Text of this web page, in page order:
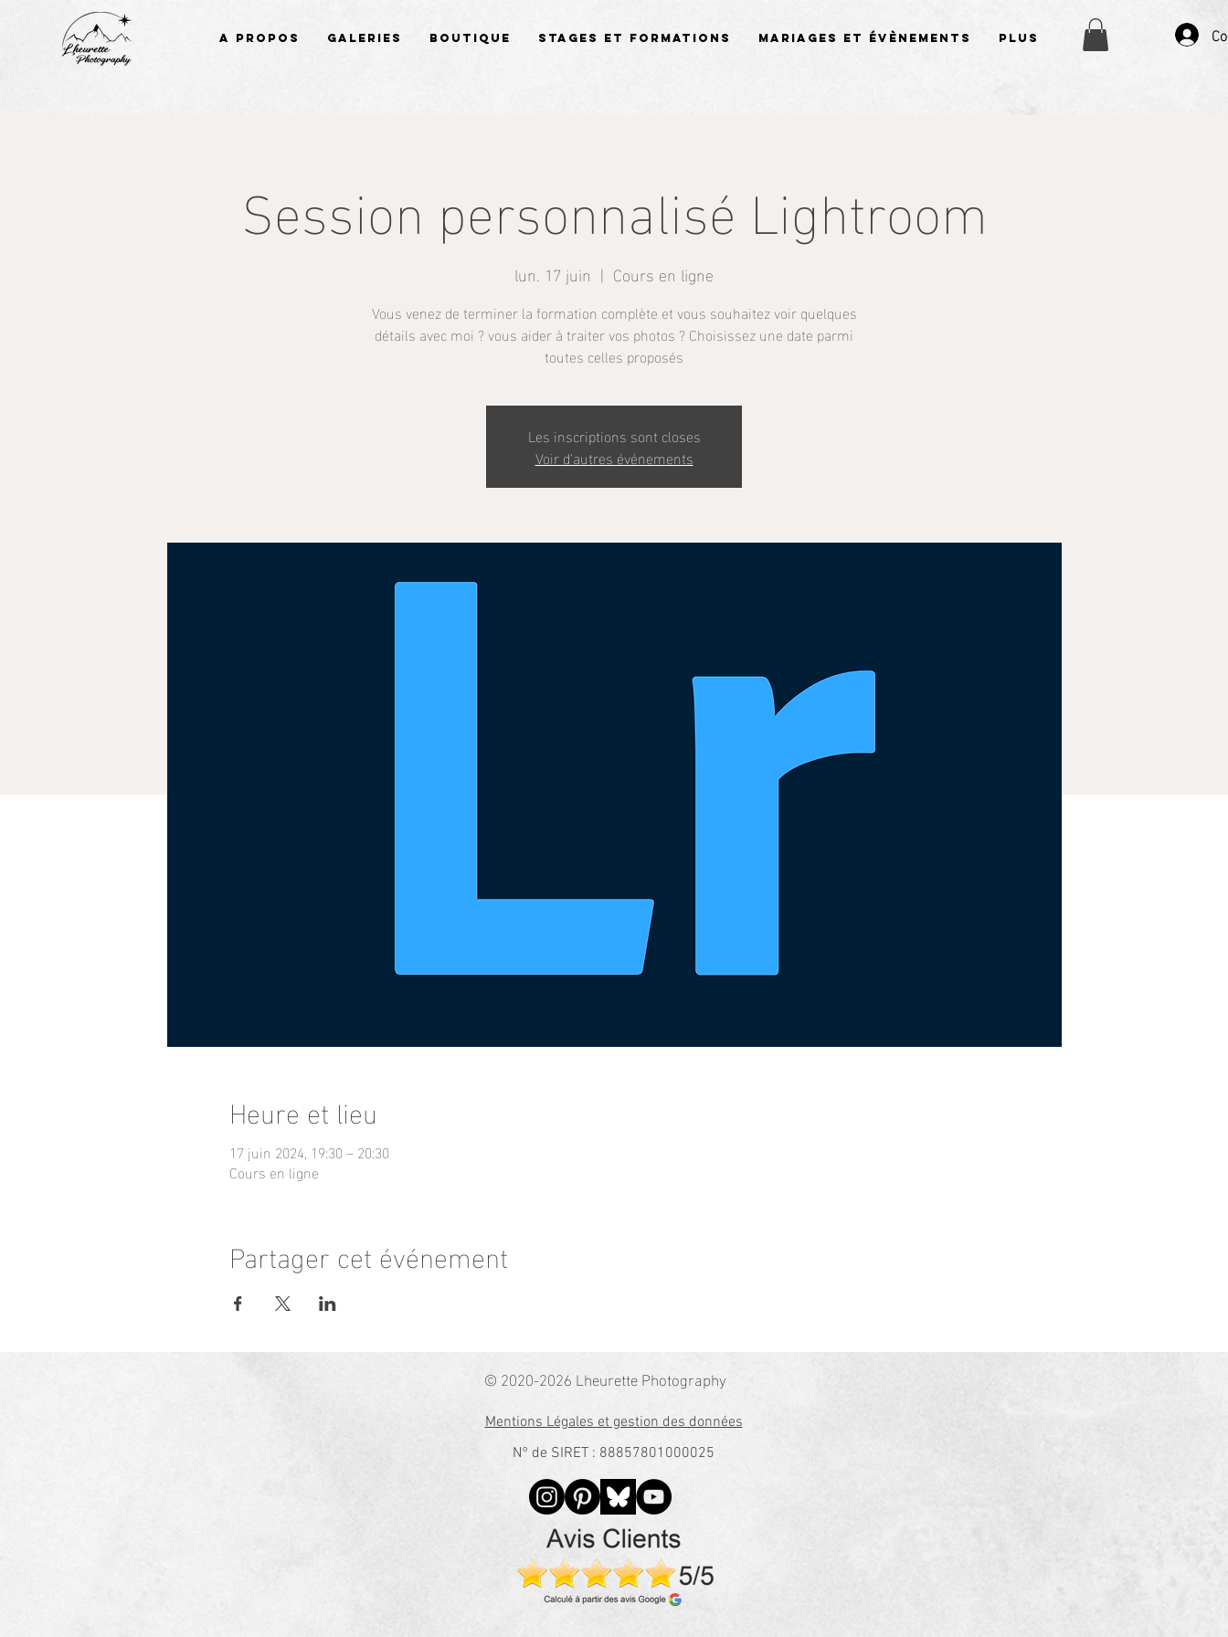
A propos Galeries Boutique Stages et Formations Mariages et évènements Plus
Session personnalisé Lightroom
lun. 17 juin
  |
Cours en ligne
Vous venez de terminer la formation complète et vous souhaitez voir quelques
détails avec moi ? vous aider à traiter vos photos ? Choisissez une date parmi
toutes celles proposés
Les inscriptions sont closes
Voir d'autres événements
Heure et lieu
17 juin 2024, 19:30 – 20:30
Cours en ligne
Partager cet événement
© 2020-2026 Lheurette Photography
Mentions Légales et gestion des données
N° de SIRET : 88857801000025